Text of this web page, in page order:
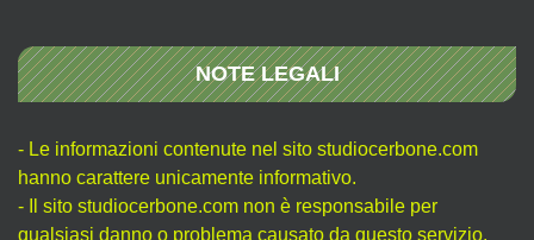
NOTE LEGALI
- Le informazioni contenute nel sito studiocerbone.com
hanno carattere unicamente informativo.
- Il sito studiocerbone.com non è responsabile per
qualsiasi danno o problema causato da questo servizio.